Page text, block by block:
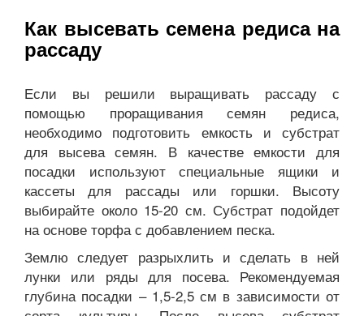
Как высевать семена редиса на
рассаду
Если вы решили выращивать рассаду с
помощью проращивания семян редиса,
необходимо подготовить емкость и субстрат
для высева семян. В качестве емкости для
посадки используют специальные ящики и
кассеты для рассады или горшки. Высоту
выбирайте около 15-20 см. Субстрат подойдет
на основе торфа с добавлением песка.
Землю следует разрыхлить и сделать в ней
лунки или ряды для посева. Рекомендуемая
глубина посадки – 1,5-2,5 см в зависимости от